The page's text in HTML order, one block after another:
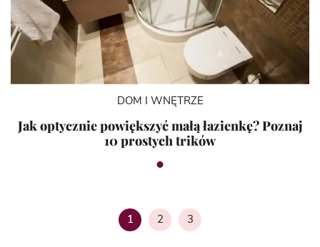
DOM I WNĘTRZE
Jak optycznie powiększyć małą łazienkę? Poznaj
10 prostych trików
1 Strona
2 Strona
3